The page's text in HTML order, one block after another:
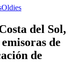
Oldies
del Sol,
de
de